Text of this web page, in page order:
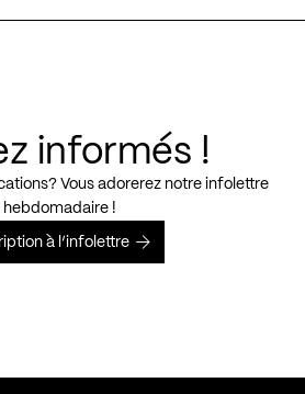
informés !
Vous adorerez notre infolettre
hebdomadaire !
à l’infolettre